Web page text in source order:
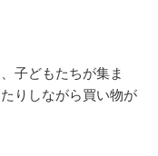
子どもたちが集ま
りしながら買い物が